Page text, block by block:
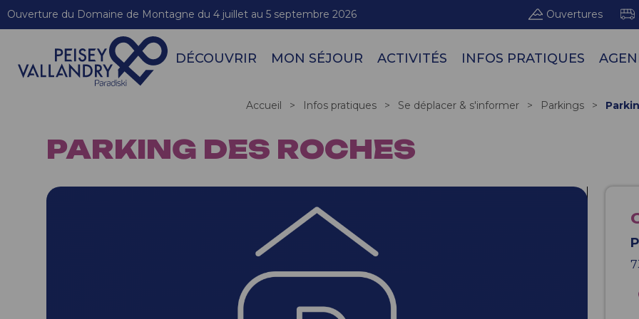
Ouverture du Domaine de Montagne du 4 juillet au 5 septembre 2026 Ouvertures
DÉCOUVRIR MON SÉJOUR ACTIVITÉS INFOS PRATIQUES
Accueil > Infos pratiques > Se déplacer & s'informer > Parkings >
PARKING DES ROCHES